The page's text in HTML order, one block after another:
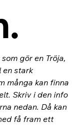
gör en Tröja,
en stark
många kan finna
Skriv i den info
nedan. Då kan
få fram ett